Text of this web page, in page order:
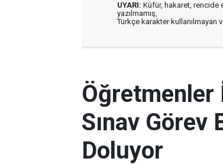
UYARI: Küfür, hakaret, rencide
yazılmamış,
Türkçe karakter kullanılmayan
Öğretmenler
Sınav Görev
Doluyor